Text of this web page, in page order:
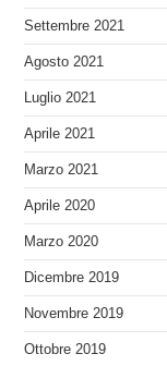
Settembre 2021
Agosto 2021
Luglio 2021
Aprile 2021
Marzo 2021
Aprile 2020
Marzo 2020
Dicembre 2019
Novembre 2019
Ottobre 2019